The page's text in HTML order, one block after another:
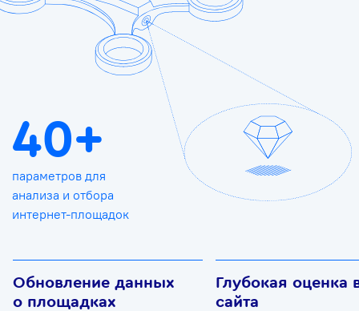
40+
параметров для
анализа и отбора
интернет-площадок
Обновление данных
о площадках
Глубокая оценка
сайта